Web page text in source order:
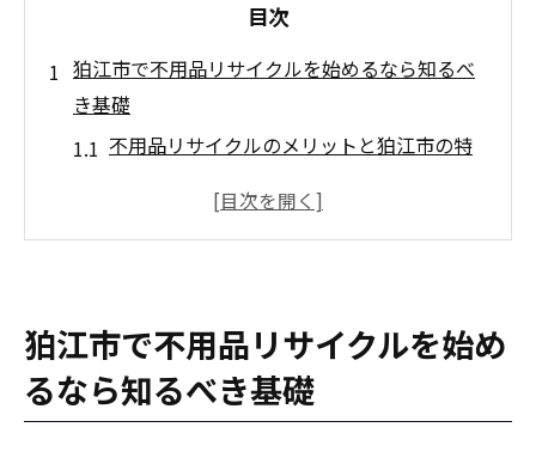
目次
狛江市で不用品リサイクルを始めるなら知るべ
き基礎
不用品リサイクルのメリットと狛江市の特
狛江市で不用品をリサイクルする基本手順
不用品の分別方法と狛江市でのポイント
狛江市不用品リサイクルの主な選択肢
不用品を効率よく処分する狛江市の流れを解説
狛江市で不用品リサイクルを始め
るなら知るべき基礎